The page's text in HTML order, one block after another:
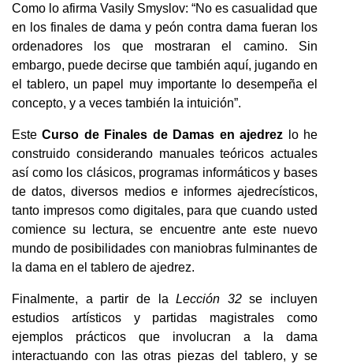
Como lo afirma Vasily Smyslov: “No es casualidad que
en los finales de dama y peón contra dama fueran los
ordenadores los que mostraran el camino. Sin
embargo, puede decirse que también aquí, jugando en
el tablero, un papel muy importante lo desempeña el
concepto, y a veces también la intuición”.
EsteCurso de Finales de Damas en ajedrez lo he
construido considerando manuales teóricos actuales
así como los clásicos, programas informáticos y bases
de datos, diversos medios e informes ajedrecísticos,
tanto impresos como digitales, para que cuando usted
comience su lectura, se encuentre ante este nuevo
mundo de posibilidades con maniobras fulminantes de
la dama en el tablero de ajedrez.
Finalmente, a partir de laLección 32se incluyen
estudios artísticos y partidas magistrales como
ejemplos prácticos que involucran a la dama
interactuando con las otras piezas del tablero, y se